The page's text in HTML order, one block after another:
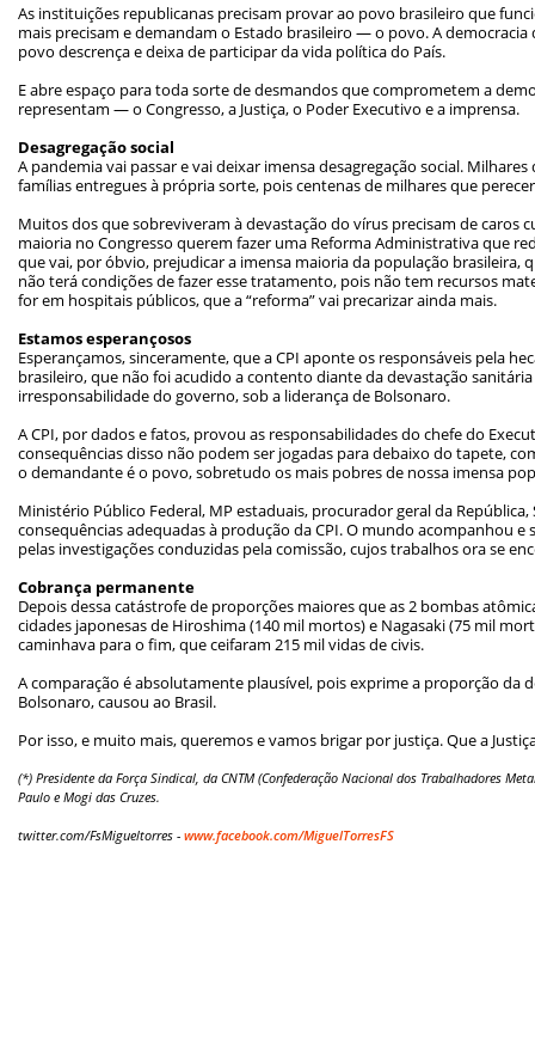
As instituições republicanas precisam provar ao povo brasileiro que
mais precisam e demandam o Estado brasileiro — o povo. A democracia
povo descrença e deixa de participar da vida política do País.
E abre espaço para toda sorte de desmandos que comprometem a
representam — o Congresso, a Justiça, o Poder Executivo e a imprensa.
Desagregação social
A pandemia vai passar e vai deixar imensa desagregação social.
famílias entregues à própria sorte, pois centenas de milhares que
Muitos dos que sobreviveram à devastação do vírus precisam de caros
maioria no Congresso querem fazer uma Reforma Administrativa que
que vai, por óbvio, prejudicar a imensa maioria da população brasileira,
não terá condições de fazer esse tratamento, pois não tem recursos
for em hospitais públicos, que a “reforma” vai precarizar ainda mais.
Estamos esperançosos
Esperançamos, sinceramente, que a CPI aponte os responsáveis pela
brasileiro, que não foi acudido a contento diante da devastação
irresponsabilidade do governo, sob a liderança de Bolsonaro.
A CPI, por dados e fatos, provou as responsabilidades do chefe do
consequências disso não podem ser jogadas para debaixo do tapete,
o demandante é o povo, sobretudo os mais pobres de nossa imensa
Ministério Público Federal, MP estaduais, procurador geral da
consequências adequadas à produção da CPI. O mundo acompanhou e
pelas investigações conduzidas pela comissão, cujos trabalhos ora se
Cobrança permanente
Depois dessa catástrofe de proporções maiores que as 2 bombas
cidades japonesas de Hiroshima (140 mil mortos) e Nagasaki (75 mil
caminhava para o fim, que ceifaram 215 mil vidas de civis.
A comparação é absolutamente plausível, pois exprime a proporção da
Bolsonaro, causou ao Brasil.
Por isso, e muito mais, queremos e vamos brigar por justiça. Que a
(*) Presidente da Força Sindical, da CNTM (Confederação Nacional dos Trabalhadores
Paulo e Mogi das Cruzes.
twitter.com/FsMigueltorres - www.facebook.com/MiguelTorresFS